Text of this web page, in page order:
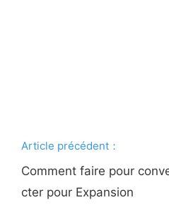
Article précédent：
Comment faire pour
cter pour Expansion